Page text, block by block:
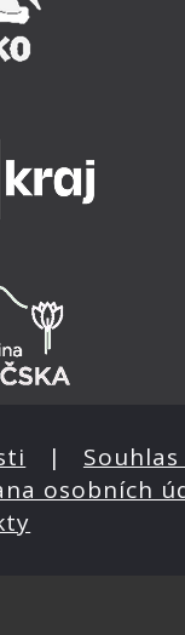
| Souhlas
osobních